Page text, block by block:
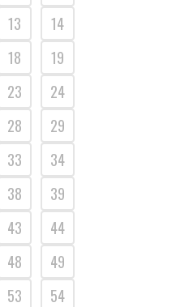
13
14
18
19
23
24
28
29
33
34
38
39
43
44
48
49
53
54